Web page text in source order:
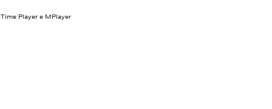
Player e MPlayer